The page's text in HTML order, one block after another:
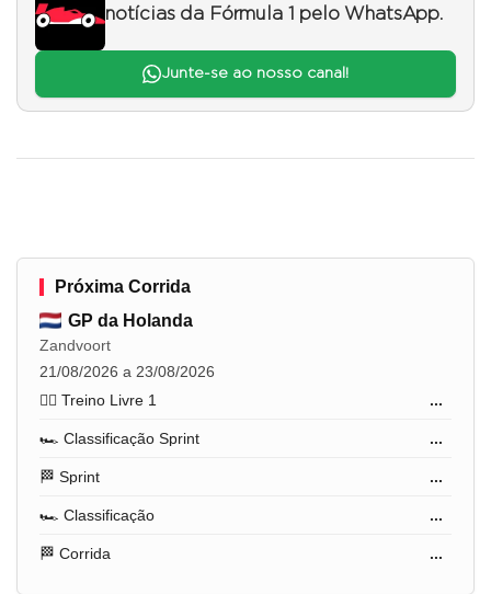
notícias da Fórmula 1 pelo WhatsApp.
Junte-se ao nosso canal!
Próxima Corrida
GP da Holanda
Zandvoort
21/08/2026 a 23/08/2026
🏋️‍♂️ Treino Livre 1
...
🏎️ Classificação Sprint ...
🏁 Sprint ...
🏎️ Classificação ...
🏁 Corrida ...